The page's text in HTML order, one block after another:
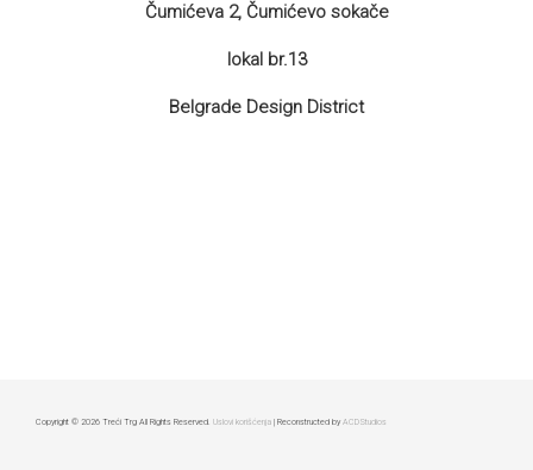
Čumićeva 2, Čumićevo sokače
lokal br.13
Belgrade Design District
Copyright © 2026 Treći Trg All Rights Reserved. Uslovi korišćenja | Reconstructed byACDStudios